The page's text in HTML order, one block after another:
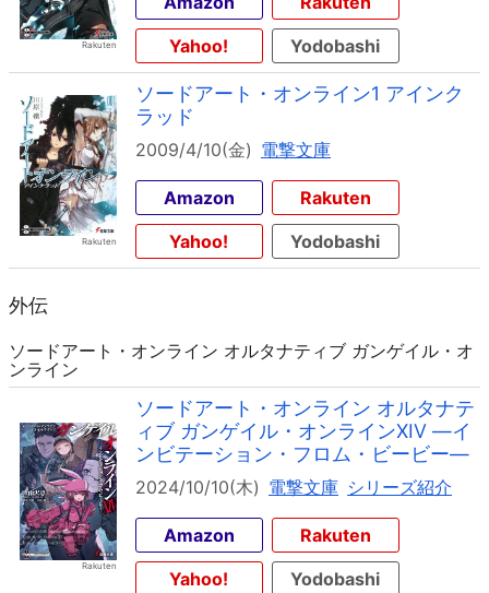
Yahoo!
Yodobashi
ソードアート・オンライン1 アインク
ラッド
2009/4/10(金) 電撃文庫
Amazon
Rakuten
Yahoo!
Yodobashi
外伝
ソードアート・オンライン オルタナティブ ガンゲイル・オ
ンライン
ソードアート・オンライン オルタナテ
ィブ ガンゲイル・オンラインXIV ―イ
ンビテーション・フロム・ビービー―
2024/10/10(木) 電撃文庫 シリーズ紹介
Amazon
Rakuten
Yahoo!
Yodobashi